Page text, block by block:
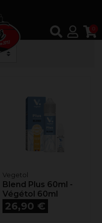
0
Vegetol
Blend Plus 60ml -
Végétol 60ml
Prix
26,90 €